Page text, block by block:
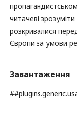
читачеві
розкривалися
Європи за умови
Завантаження